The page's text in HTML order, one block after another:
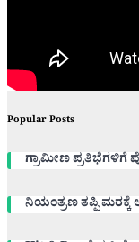
Popular Posts
ಗ್ರಾಮೀಣ ಪ್ರತಿಭೆಗಳಿಗೆ
ನಿಯಂತ್ರಣ ತಪ್ಪಿ ಮರಕ್ಕೆ